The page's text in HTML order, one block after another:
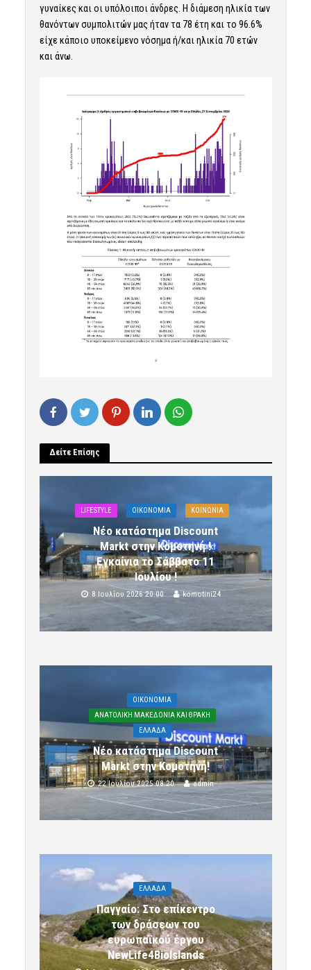
γυναίκες και οι υπόλοιποι άνδρες. Η διάμεση ηλικία των
θανόντων συμπολιτών μας ήταν τα 78 έτη και το 96.6%
είχε κάποιο υποκείμενο νόσημα ή/και ηλικία 70 ετών
και άνω.
Δείτε Επίσης
LIFESTYLE OIKONOMIA ΚΟΙΝΩΝΙΑ
Νέο κατάστημα Discount
Markt στην Κομοτηνή !
Εγκαίνια το Σάββατο 11
Ιουλίου !
8 Ιουλίου 2026 20:00 komotini24
OIKONOMIA
ΑΝΑΤΟΛΙΚΗ ΜΑΚΕΔΟΝΙΑ ΚΑΙ ΘΡΑΚΗ
ΕΛΛΑΔΑ
Νέο κατάστημα Discount
Markt στην Κομοτηνή!
22 Ιουλίου 2025 08:20 admin
ΕΛΛΑΔΑ
Παγγαίο: Στο επίκεντρο
των δράσεων του
ευρωπαϊκού έργου
NewLife4BioIslands